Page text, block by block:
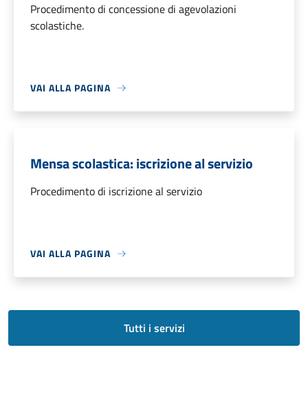
Procedimento di concessione di agevolazioni
scolastiche.
VAI ALLA PAGINA
Mensa scolastica: iscrizione al servizio
Procedimento di iscrizione al servizio
VAI ALLA PAGINA
Tutti i servizi